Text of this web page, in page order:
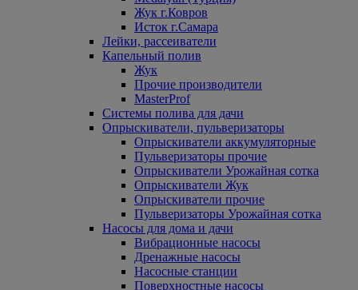
Жук г.Ковров
Исток г.Самара
Лейки, рассеиватели
Капельный полив
Жук
Прочие производители
MasterProf
Системы полива для дачи
Опрыскиватели, пульверизаторы
Опрыскиватели аккумуляторные
Пульверизаторы прочие
Опрыскиватели Урожайная сотка
Опрыскиватели Жук
Опрыскиватели прочие
Пульверизаторы Урожайная сотка
Насосы для дома и дачи
Вибрационные насосы
Дренажные насосы
Насосные станции
Поверхностные насосы